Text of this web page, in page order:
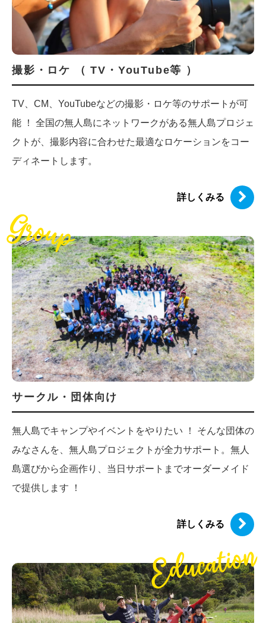
撮影・ロケ （ TV・YouTube等 ）
TV、CM、YouTubeなどの撮影・ロケ等のサポートが可
能 ！ 全国の無人島にネットワークがある無人島プロジェ
クトが、撮影内容に合わせた最適なロケーションをコー
ディネートします。
詳しくみる
サークル・団体向け
無人島でキャンプやイベントをやりたい ！ そんな団体の
みなさんを、無人島プロジェクトが全力サポート。無人
島選びから企画作り、当日サポートまでオーダーメイド
で提供します ！
詳しくみる